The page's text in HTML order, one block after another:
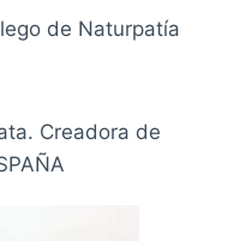
de Naturpatía
Creadora de